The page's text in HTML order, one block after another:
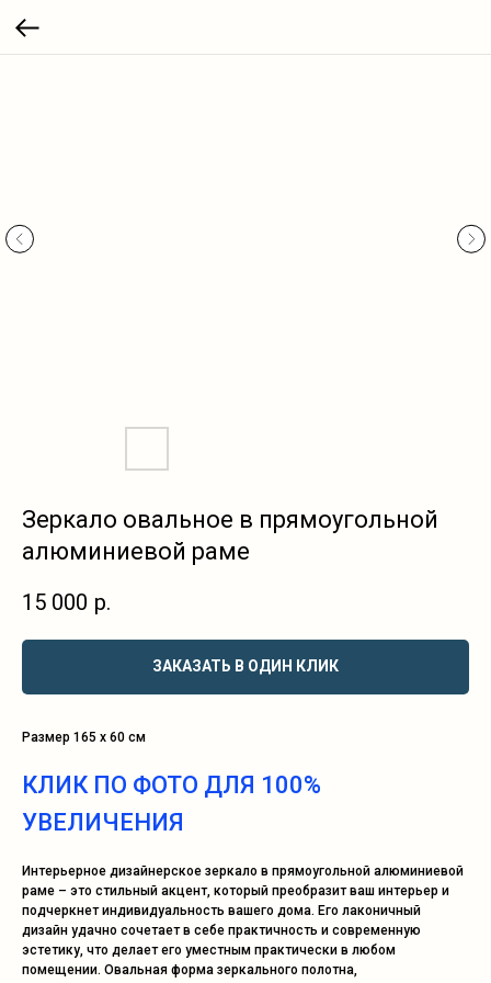
Зеркало овальное в прямоугольной
алюминиевой раме
15 000 р.
ЗАКАЗАТЬ В ОДИН КЛИК
Размер 165 х 60 см
КЛИК ПО ФОТО ДЛЯ 100%
УВЕЛИЧЕНИЯ
Интерьерное дизайнерское зеркало в прямоугольной алюминиевой
раме – это стильный акцент, который преобразит ваш интерьер и
подчеркнет индивидуальность вашего дома. Его лаконичный
дизайн удачно сочетает в себе практичность и современную
эстетику, что делает его уместным практически в любом
помещении. Овальная форма зеркального полотна,